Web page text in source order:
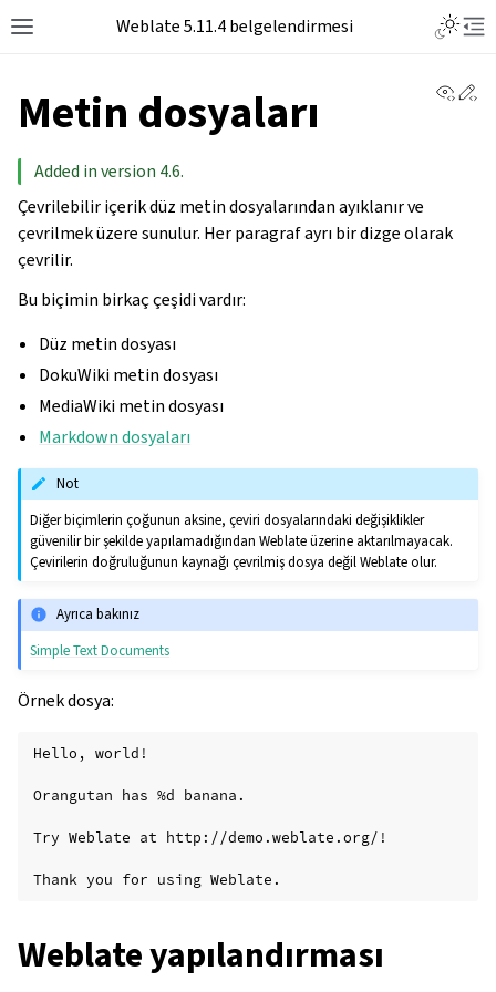
Toggle site navigation sidebar
Weblate 5.11.4 belgelendirmesi
Metin dosyaları
Added in version 4.6.
Çevrilebilir içerik düz metin dosyalarından ayıklanır ve
çevrilmek üzere sunulur. Her paragraf ayrı bir dizge olarak
çevrilir.
Bu biçimin birkaç çeşidi vardır:
Düz metin dosyası
DokuWiki metin dosyası
MediaWiki metin dosyası
Markdown dosyaları
Not
Diğer biçimlerin çoğunun aksine, çeviri dosyalarındaki değişiklikler
güvenilir bir şekilde yapılamadığından Weblate üzerine aktarılmayacak.
Çevirilerin doğruluğunun kaynağı çevrilmiş dosya değil Weblate olur.
Ayrıca bakınız
Simple Text Documents
Örnek dosya:
Hello, world!
Orangutan has %d banana.
Try Weblate at http://demo.weblate.org/!
Weblate yapılandırması